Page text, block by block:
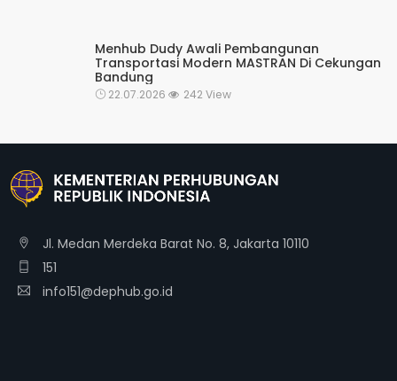
Menhub Dudy Awali Pembangunan
Transportasi Modern MASTRAN Di Cekungan
Bandung
22.07.2026 242 View
Jl. Medan Merdeka Barat No. 8, Jakarta 10110
151
info151@dephub.go.id